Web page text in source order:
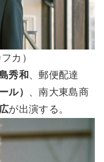
カ）
秀和
、郵便配達
ル）
、南大東島商
が出演する。